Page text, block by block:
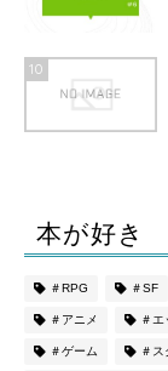
10
本が好き
＃RPG ＃SF
＃アニメ ＃エ
＃ゲーム ＃ス